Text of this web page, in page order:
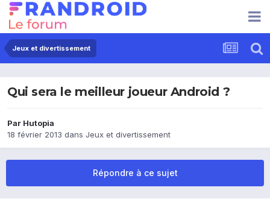
Jeux et divertissement
Qui sera le meilleur joueur Android ?
Par Hutopia
18 février 2013 dans Jeux et divertissement
Répondre à ce sujet